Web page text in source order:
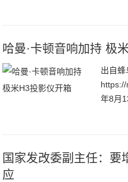
帆风
哈曼·卡顿音响加持 极
出自蜂
年8月
影新
国家发改委副主任：要
应